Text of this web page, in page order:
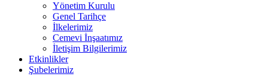
Yönetim Kurulu
Genel Tarihçe
İlkelerimiz
Cemevi İnşaatımız
İletişim Bilgilerimiz
Etkinlikler
Şubelerimiz